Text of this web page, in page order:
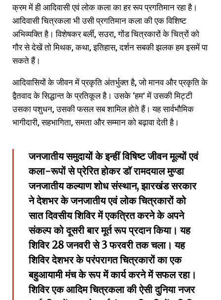
क्रम में ही आदिवासी एवं लोक कला का हर रूप प्रगतिमान रहा है।
आदिवासी चित्रकला भी उसी प्रगतिमान कला की एक विशिष्ट
अभिव्यक्ति है। विशेषकर बर्ली, सउरा, गोंड चित्रकारों के चित्रों को
गौर से देखें तो मिथक, कथा, इतिहास, दर्शन सबकी झलक हम इसमें पा
सकते हैं।
आदिवासियों के जीवन में प्रकृति अंतर्भुक्त है, जो मानव और प्रकृति के
द्वैतवाद के सिद्धान्त के प्रतिकूल है। उसके ‘हम’ में उसकी मिट्टी
उसका पशुधन, उसकी फसल सब शामिल होते हैं। यह सार्वभौमिक
भागीदारी, सहभागिता, समता और सम्मान को बढ़ावा देती है।
जनजातीय समुदायों के इन्हीं विषिष्ट जीवन मूल्यों एवं
कला-रूपों से प्रेरित होकर डाॅ रामदयाल मुण्डा
जनजातीय कल्याण शोध संस्थान, झारखंड सरकार
ने देशभर के जनजातीय एवं लोक चित्रकारों को
सात दिवसीय शिविर में एकत्रित करने के अपने
संकल्प को दूसरी बार मूर्त रूप प्रदान किया। यह
शिविर 28 जनवरी से 3 फरवरी तक चला। यह
शिविर देशभर के परंपरागत चित्रकारों का एक
बहुआयामी मंच के रूप में कार्य करने में सफल रहा।
शिविर एक आदिम चित्रकला की ऐसी दुनिया नजर